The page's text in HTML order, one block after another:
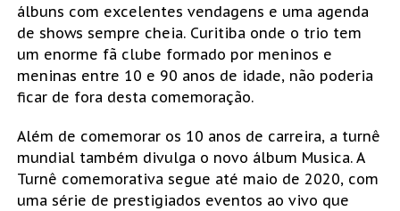
álbuns com excelentes vendagens e uma agenda
de shows sempre cheia. Curitiba onde o trio tem
um enorme fã clube formado por meninos e
meninas entre 10 e 90 anos de idade, não poderia
ficar de fora desta comemoração.
Além de comemorar os 10 anos de carreira, a turnê
mundial também divulga o novo álbum Musica. A
Turnê comemorativa segue até maio de 2020, com
uma série de prestigiados eventos ao vivo que